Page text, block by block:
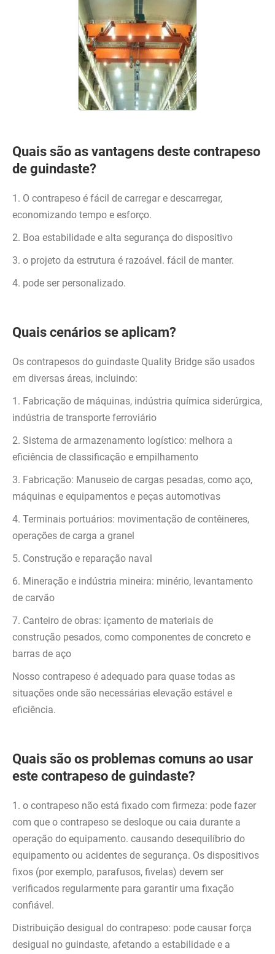
Quais são as vantagens deste contrapeso
de guindaste?
1. O contrapeso é fácil de carregar e descarregar,
economizando tempo e esforço.
2. Boa estabilidade e alta segurança do dispositivo
3. o projeto da estrutura é razoável. fácil de manter.
4. pode ser personalizado.
Quais cenários se aplicam?
Os contrapesos do guindaste Quality Bridge são usados ​​
em diversas áreas, incluindo:
1. Fabricação de máquinas, indústria química siderúrgica,
indústria de transporte ferroviário
2. Sistema de armazenamento logístico: melhora a
eficiência de classificação e empilhamento
3. Fabricação: Manuseio de cargas pesadas, como aço,
máquinas e equipamentos e peças automotivas
4. Terminais portuários: movimentação de contêineres,
operações de carga a granel
5. Construção e reparação naval
6. Mineração e indústria mineira: minério, levantamento
de carvão
7. Canteiro de obras: içamento de materiais de
construção pesados, como componentes de concreto e
barras de aço
Nosso contrapeso é adequado para quase todas as
situações onde são necessárias elevação estável e
eficiência.
Quais são os problemas comuns ao usar
este contrapeso de guindaste?
1. o contrapeso não está fixado com firmeza: pode fazer
com que o contrapeso se desloque ou caia durante a
operação do equipamento. causando desequilíbrio do
equipamento ou acidentes de segurança. Os dispositivos
fixos (por exemplo, parafusos, fivelas) devem ser
verificados regularmente para garantir uma fixação
confiável.
Distribuição desigual do contrapeso: pode causar força
desigual no guindaste, afetando a estabilidade e a